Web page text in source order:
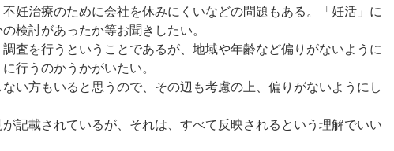
妊治療のために会社を休みにくいなどの問題もある。「妊活」に
検討があったか等お聞きしたい。
査を行うということであるが、地域や年齢など偏りがないように
行うのかうかがいたい。
い方もいると思うので、その辺も考慮の上、偏りがないようにし
記載されているが、それは、すべて反映されるという理解でいい